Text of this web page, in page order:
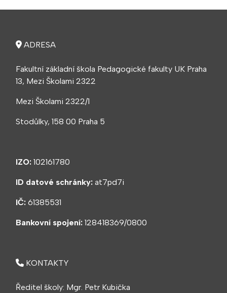
ADRESA
Fakultní základní škola Pedagogické fakulty UK Praha
13, Mezi Školami 2322
Mezi Školami 2322/1
Stodůlky, 158 00 Praha 5
IZO: 102161780
ID datové schránky: at7pd7i
IČ: 61385531
Bankovní spojení: 128418369/0800
KONTAKTY
Ředitel školy: Mgr. Petr Kubička